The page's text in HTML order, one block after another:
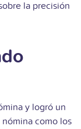
la precisión
y logró un
como los